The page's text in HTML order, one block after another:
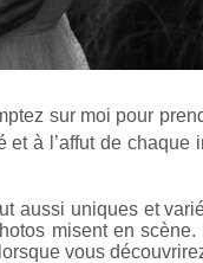
sur moi pour
et à l’affut de
aussi uniques et
misent en
lorsque vous